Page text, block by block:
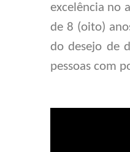
excelência no
de 8 (oito)
do desejo de
pessoas com